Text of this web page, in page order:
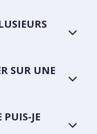
SUR UNE
PUIS-JE